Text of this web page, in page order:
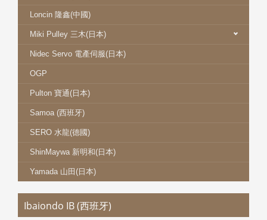
Loncin 隆鑫(中國)
Miki Pulley 三木(日本)
Nidec Servo 電產伺服(日本)
OGP
Pulton 寶通(日本)
Samoa (西班牙)
SERO 水龍(德國)
ShinMaywa 新明和(日本)
Yamada 山田(日本)
Ibaiondo IB (西班牙)